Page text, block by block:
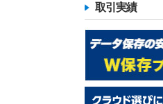
取引実績